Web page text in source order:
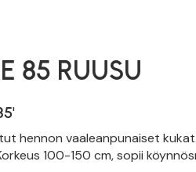
85 RUUSU
hennon vaaleanpunaiset
100-150 cm, sopii